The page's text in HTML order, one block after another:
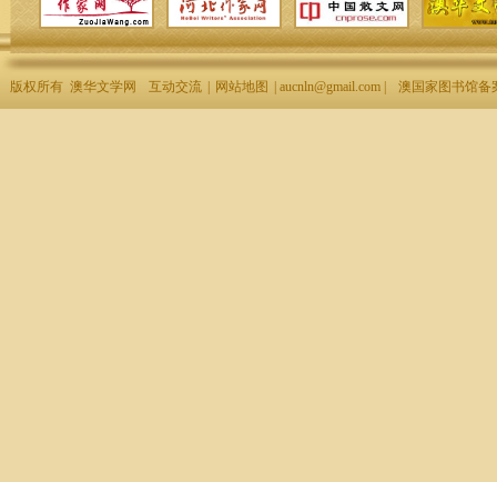
版权所有 澳华文学网 互动交流 网站地图 | aucnln@gmail.com | 澳国家图书馆备